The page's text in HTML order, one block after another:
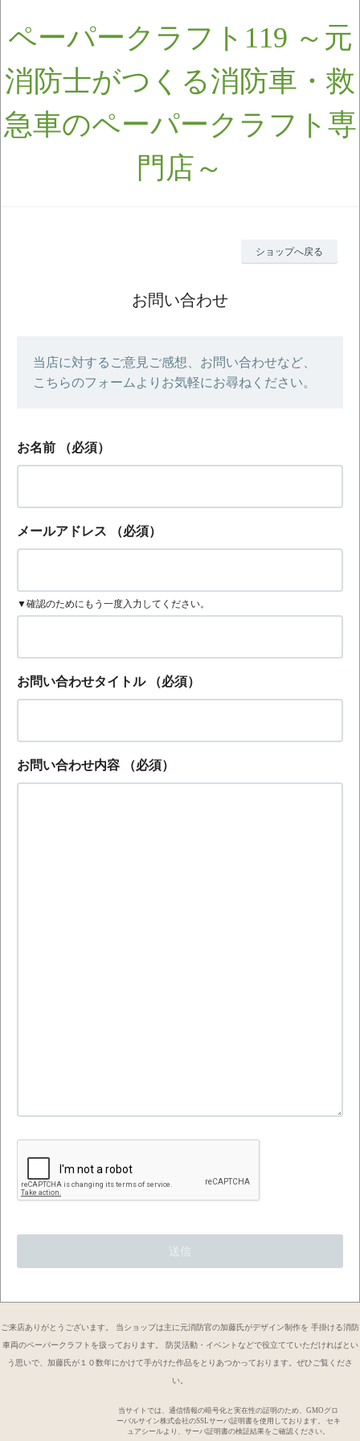
ペーパークラフト119 ～元
消防士がつくる消防車・救
急車のペーパークラフト専
門店～
ショップへ戻る
お問い合わせ
当店に対するご意見ご感想、お問い合わせなど、
こちらのフォームよりお気軽にお尋ねください。
お名前 （必須）
メールアドレス （必須）
▼確認のためにもう一度入力してください。
お問い合わせタイトル （必須）
お問い合わせ内容 （必須）
ご来店ありがとうございます。 当ショップは主に元消防官の加藤氏がデザイン制作を 手掛ける消防
車両のペーパークラフトを扱っております。 防災活動・イベントなどで役立てていただければとい
う思いで、加藤氏が１０数年にかけて手がけた作品をとりあつかっております。ぜひご覧くださ
い。
当サイトでは、通信情報の暗号化と実在性の証明のため、GMOグロ
ーバルサイン株式会社のSSLサーバ証明書を使用しております。 セキ
ュアシールより、サーバ証明書の検証結果をご確認ください。